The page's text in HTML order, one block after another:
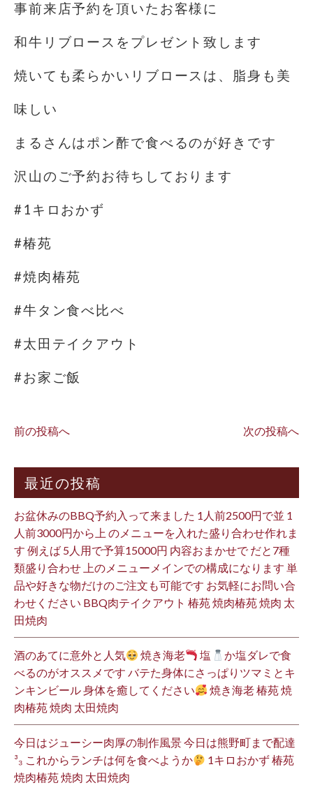
事前来店予約を頂いたお客様に
和牛リブロースをプレゼント致します
焼いても柔らかいリブロースは、脂身も美
味しい
まるさんはポン酢で食べるのが好きです
沢山のご予約お待ちしております
#1キロおかず
#椿苑
#焼肉椿苑
#牛タン食べ比べ
#太田テイクアウト
#お家ご飯
前の投稿へ 次の投稿へ
最近の投稿
お盆休みのBBQ予約入って来ました 1人前2500円で並 1
人前3000円から上 のメニューを入れた盛り合わせ作れま
す 例えば 5人用で予算15000円 内容おまかせで だと7種
類盛り合わせ 上のメニューメインでの構成になります 単
品や好きな物だけのご注文も可能です お気軽にお問い合
わせください BBQ肉テイクアウト 椿苑 焼肉椿苑 焼肉 太
田焼肉
酒のあてに意外と人気 焼き海老 塩
か塩ダレで食
べるのがオススメです バテた身体にさっぱりツマミとキ
ンキンビール 身体を癒してください
焼き海老 椿苑 焼
肉椿苑 焼肉 太田焼肉
今日はジューシー肉厚の制作風景 今日は熊野町まで配達
³₃ これからランチは何を食べようか
1キロおかず 椿苑
焼肉椿苑 焼肉 太田焼肉